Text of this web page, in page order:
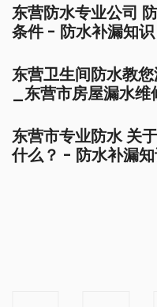
东营防水专业公司
条件 - 防水补漏知
东营卫生间防水教
_东营市房屋漏水维
东营市专业防水 关
什么？ - 防水补漏